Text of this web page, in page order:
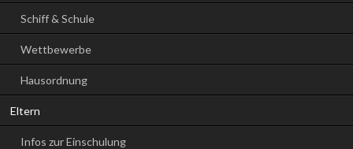
Schiff & Schule
Wettbewerbe
Hausordnung
Eltern
Infos zur Einschulung